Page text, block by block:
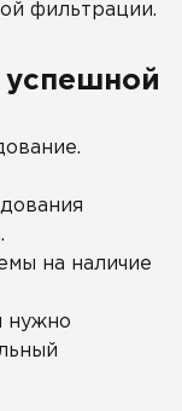
фильтрации.
успешной
на наличие
нужно